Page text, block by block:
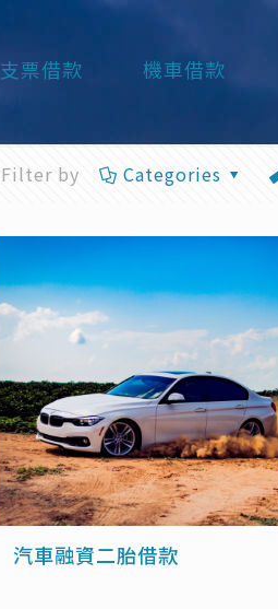
支票借款 機車借款
Filter by Categories
汽車融資二胎借款